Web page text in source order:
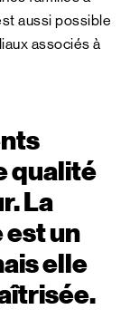
aussi possible
associés à
qualité
La
un
elle